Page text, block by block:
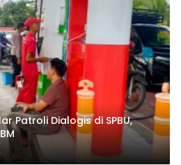
Patroli Dialogis di SPBU,